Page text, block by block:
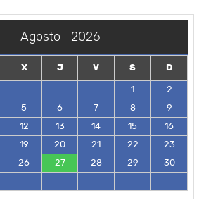
Agosto 2026
X J V S
D
1
2
5 6 7 8
9
12 13 14 15
16
19 20 21 22
23
26 27 28 29
30